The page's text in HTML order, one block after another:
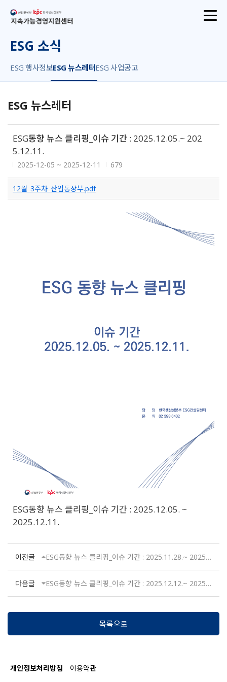
산업통상부
지속가능경영지원센터
ESG 소식
ESG 행사정보ESG 뉴스레터ESG 사업공고
ESG 뉴스레터
ESG동향 뉴스 클리핑_이슈 기간 : 2025.12.05.~ 202
5.12.11.
2025-12-05 ~ 2025-12-11 679
12월_3주차_산업통상부.pdf
ESG동향 뉴스 클리핑_이슈 기간 : 2025.12.05. ~
2025.12.11.
이전글 ESG동향 뉴스 클리핑_이슈 기간 : 2025.11.28.~ 2025.12.04.
다음글 ESG동향 뉴스 클리핑_이슈 기간 : 2025.12.12.~ 2025.12.18.
목록으로
개인정보처리방침 이용약관